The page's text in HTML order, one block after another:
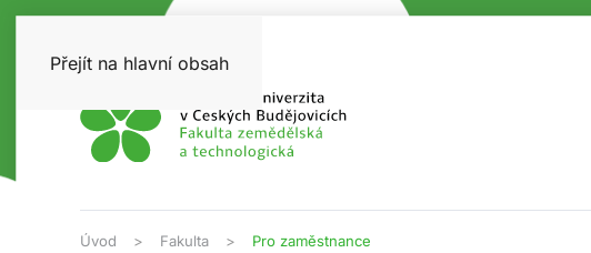
Přejít na hlavní obsah
Úvod Fakulta Pro zaměstnance